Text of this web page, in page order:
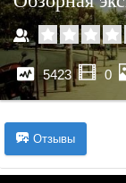
5423 0
Отзывы